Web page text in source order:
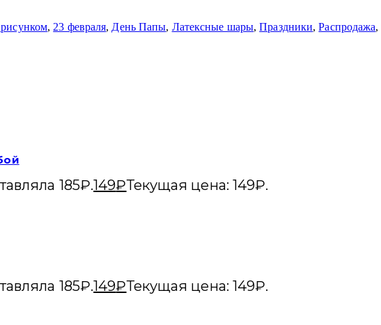
, 23 февраля, День Папы, Латексные шары, Праздники, Распродажа,
185₽.149₽Текущая цена: 149₽.
185₽.149₽Текущая цена: 149₽.